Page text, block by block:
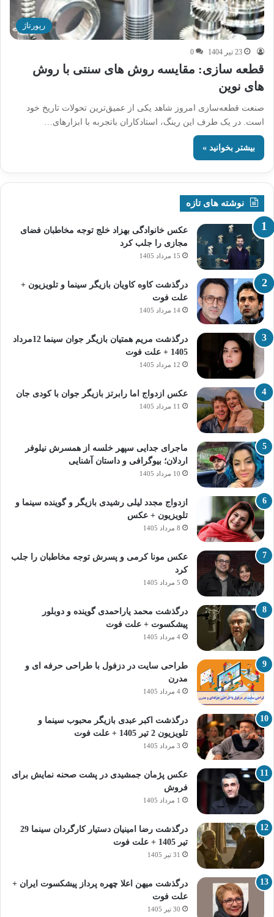
رپورتاژ
23 تیر 1404 0
قطعه سازی: مقایسه روش های سنتی با روش
های نوین
صنعت قطعه‌سازی امروز شاهد یکی از عمیق‌ترین تحولات تاریخ خود
است. در یک طرف این رینگ، استادکاران باتجربه با ابزارهای…
بیشتر بخوانید »
نوشته های تازه
عکس خانوادگی بهزاد خلج توجه مخاطبان فضای
مجازی را جلب کرد
15 مرداد 1405
درگذشت کاوه کاویان بازیگر سینما و تلویزیون +
علت فوت
14 مرداد 1405
درگذشت مریم همتیان بازیگر جوان سینما 12مرداد
1405 + علت فوت
12 مرداد 1405
عکس ازدواج اما رابرتز بازیگر جوان با کودی جان
11 مرداد 1405
ماجرای جدایی سپهر خلسه از همسرش نیلوفر
اردلان؛ بیوگرافی و داستان آشنایی
10 مرداد 1405
ازدواج مجدد لیلی رشیدی بازیگر و گوینده سینما و
تلویزیون + عکس
8 مرداد 1405
عکس مونا کرمی و پسرش توجه مخاطبان را جلب
کرد
5 مرداد 1405
درگذشت محمد یاراحمدی گوینده و دوبلور
پیشکسوت + علت فوت
4 مرداد 1405
طراحی سایت در دزفول با طراحی حرفه‌ ای و
مدرن
4 مرداد 1405
درگذشت اکبر عبدی بازیگر محبوب سینما و
تلویزیون 2 تیر 1405 + علت فوت
3 مرداد 1405
عکس پژمان جمشیدی در پشت صحنه نمایش برای
فروش
1 مرداد 1405
درگذشت رضا امینیان دستیار کارگردان سینما 29
تیر 1405 + علت فوت
31 تیر 1405
درگذشت میهن اعلا چهره پرداز پیشکسوت ایران +
علت فوت
30 تیر 1405